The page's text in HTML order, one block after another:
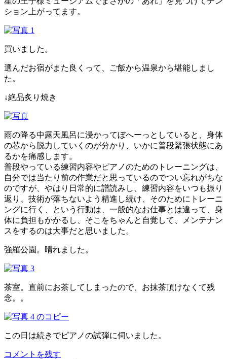
ション上がってます。
買いました。
選んだお宿がまた良くって、ご飯から温泉から堪能しまし
た。
↓絶品炙り焼き
雨の降る中露天風呂に浸かってぼへーっとしていると、身体
の芯から脱力していくのが分かり、いかに普段緊張状態にあ
るかを痛感します。
普段やっている練習内容やピアノのためのトレーニングは、
自分では当たり前の作業だと思っているのでつい忘れがちな
のですが、やはり日常的に譜読みし、練習内容をいつも振り
返り、技術が落ちないよう精進し続け、そのためにトレーニ
ングに行く、という行動は、一般的なお仕事とは違って、身
体に負担もかかるし、そこをちゃんと自覚して、メンテナン
スをするのは大事だと思いました。
強羅公園。晴れました。
茶室。直前にお茶してしまったので、お抹茶頂けなくて残
念。。
この日は続きでピアノの試弾に伺いました。
コメントを残す